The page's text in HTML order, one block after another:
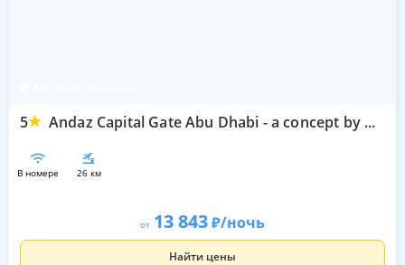
5 Andaz Capital Gate Abu Dhabi - a concept by Hyatt
в номере 26 км
от 13 843 /ночь
Найти цены